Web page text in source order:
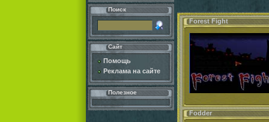
Поиск
Сайт
Помощь
Реклама на сайте
Полезное
Forest Fight
Fodder